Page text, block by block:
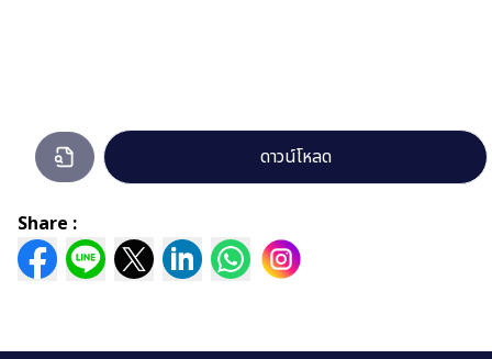
o8.รายงาน
ความ
ก้าวหน้า
ใน
ดาวน์โหลด
Share :